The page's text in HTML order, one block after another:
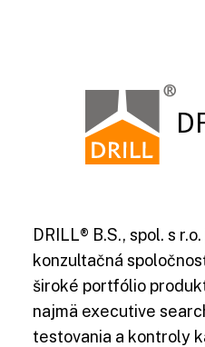
DRILL® B.S., spol. s
konzultačná
široké portfólio
najmä executive
testovania a kontroly